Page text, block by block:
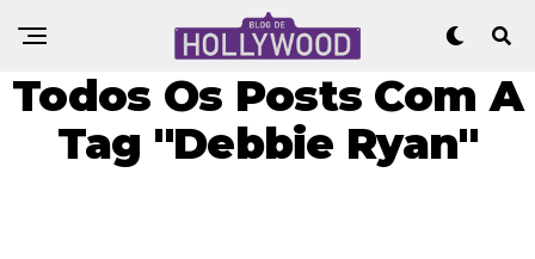
Todos Os Posts Com A
Tag "Debbie Ryan"